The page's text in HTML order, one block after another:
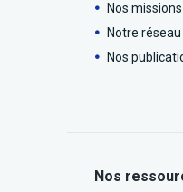
Nos missions
Notre réseau
Nos
Nos